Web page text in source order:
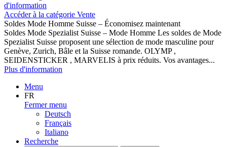
d'information
Accéder à la catégorie Vente
Soldes Mode Homme Suisse – Économisez maintenant
Soldes Mode Spezialist Suisse – Mode Homme Les soldes de Mode
Spezialist Suisse proposent une sélection de mode masculine pour
Genève, Zurich, Bâle et la Suisse romande. OLYMP ,
SEIDENSTICKER , MARVELIS à prix réduits. Vos avantages...
Plus d'information
Menu
FR
Fermer menu
Deutsch
Français
Italiano
Recherche